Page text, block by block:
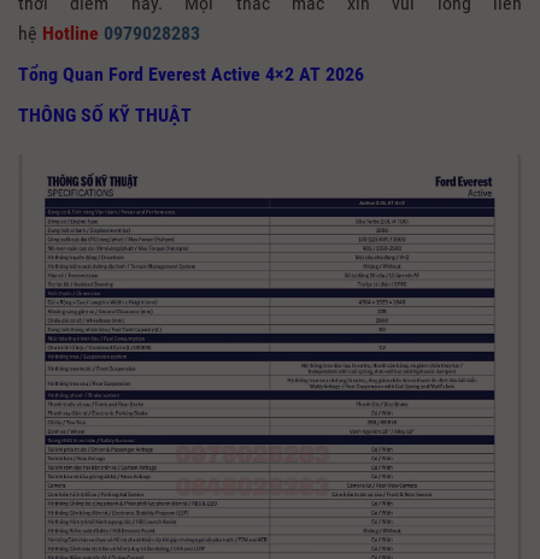
hệ Hotline 0979028283
Tổng Quan Ford Everest Active 4×2 AT 2026
THÔNG SỐ KỸ THUẬT